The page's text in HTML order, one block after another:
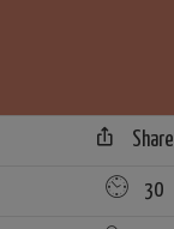
Share
30